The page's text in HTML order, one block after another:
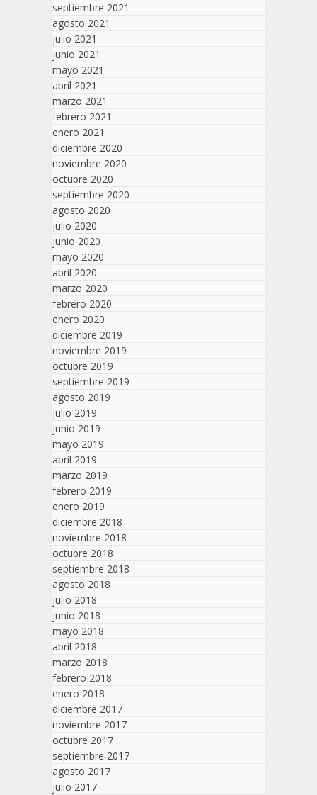
septiembre 2021
agosto 2021
julio 2021
junio 2021
mayo 2021
abril 2021
marzo 2021
febrero 2021
enero 2021
diciembre 2020
noviembre 2020
octubre 2020
septiembre 2020
agosto 2020
julio 2020
junio 2020
mayo 2020
abril 2020
marzo 2020
febrero 2020
enero 2020
diciembre 2019
noviembre 2019
octubre 2019
septiembre 2019
agosto 2019
julio 2019
junio 2019
mayo 2019
abril 2019
marzo 2019
febrero 2019
enero 2019
diciembre 2018
noviembre 2018
octubre 2018
septiembre 2018
agosto 2018
julio 2018
junio 2018
mayo 2018
abril 2018
marzo 2018
febrero 2018
enero 2018
diciembre 2017
noviembre 2017
octubre 2017
septiembre 2017
agosto 2017
julio 2017